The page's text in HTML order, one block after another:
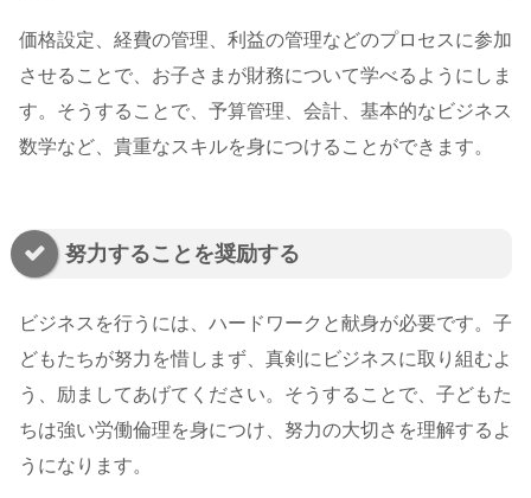
価格設定、経費の管理、利益の管理などのプロセスに参加
させることで、お子さまが財務について学べるようにしま
す。そうすることで、予算管理、会計、基本的なビジネス
数学など、貴重なスキルを身につけることができます。
努力することを奨励する
ビジネスを行うには、ハードワークと献身が必要です。子
どもたちが努力を惜しまず、真剣にビジネスに取り組むよ
う、励ましてあげてください。そうすることで、子どもた
ちは強い労働倫理を身につけ、努力の大切さを理解するよ
うになります。